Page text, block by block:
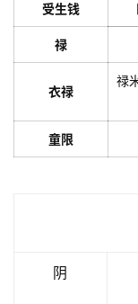
受生钱
禄
衣禄
禄
童限
阴